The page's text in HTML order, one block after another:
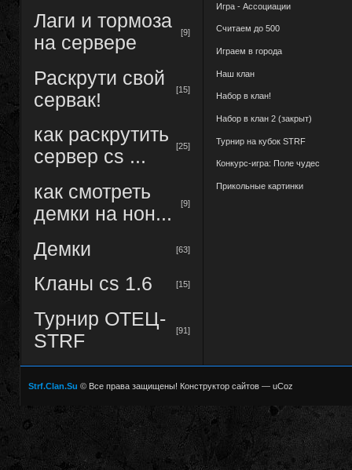
Лаги и тормоза
на сервере
[9]
Раскрути свой
сервак!
[15]
как раскрутить
сервер cs ...
[25]
как смотреть
демки на нон...
[9]
Демки [63]
Кланы cs 1.6 [15]
Турнир ОТЕЦ-
STRF
[91]
Игра - Ассоциации
Считаем до 500
Играем в города
Наш клан
Набор в клан!
Набор в клан 2 (закрыт)
Турнир на кубок STRF
Конкурс-игра: Поле чудес
Прикольные картинки
Strf.Clan.Su © Все права защищены! Конструктор сайтов— uCoz